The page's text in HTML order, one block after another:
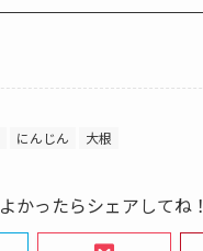
にんじん 大根
よかったらシェアしてね！